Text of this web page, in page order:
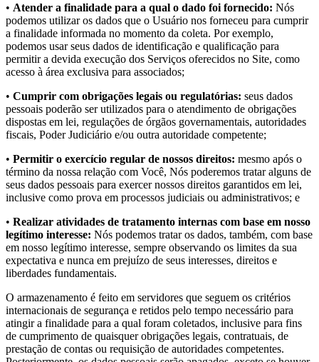
• Atender a finalidade para a qual o dado foi fornecido: Nós
podemos utilizar os dados que o Usuário nos forneceu para cumprir
a finalidade informada no momento da coleta. Por exemplo,
podemos usar seus dados de identificação e qualificação para
permitir a devida execução dos Serviços oferecidos no Site, como
acesso à área exclusiva para associados;
• Cumprir com obrigações legais ou regulatórias: seus dados
pessoais poderão ser utilizados para o atendimento de obrigações
dispostas em lei, regulações de órgãos governamentais, autoridades
fiscais, Poder Judiciário e/ou outra autoridade competente;
• Permitir o exercício regular de nossos direitos: mesmo após o
término da nossa relação com Você, Nós poderemos tratar alguns de
seus dados pessoais para exercer nossos direitos garantidos em lei,
inclusive como prova em processos judiciais ou administrativos; e
• Realizar atividades de tratamento internas com base em nosso
legítimo interesse: Nós podemos tratar os dados, também, com base
em nosso legítimo interesse, sempre observando os limites da sua
expectativa e nunca em prejuízo de seus interesses, direitos e
liberdades fundamentais.
O armazenamento é feito em servidores que seguem os critérios
internacionais de segurança e retidos pelo tempo necessário para
atingir a finalidade para a qual foram coletados, inclusive para fins
de cumprimento de quaisquer obrigações legais, contratuais, de
prestação de contas ou requisição de autoridades competentes.